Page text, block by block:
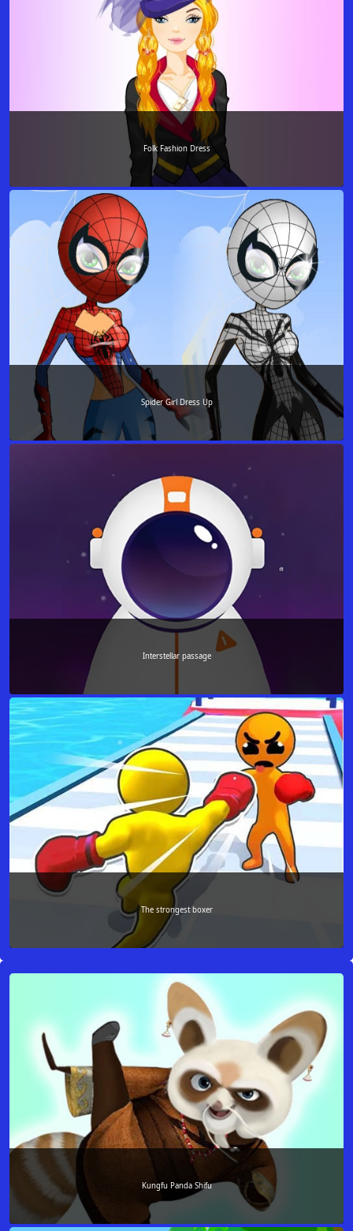
Folk Fashion Dress
Spider Girl Dress Up
Interstellar passage
The strongest boxer
Kungfu Panda Shifu